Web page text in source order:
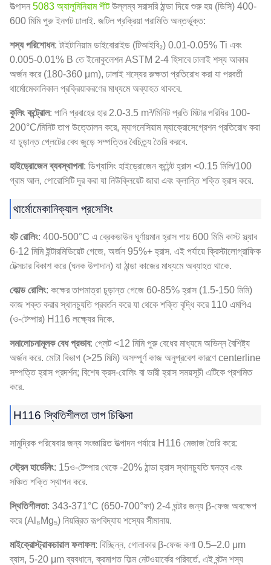
উত্পাদন 5083 অ্যালুমিনিয়াম শীটউল্লম্ব সরাসরি ঠান্ডা দিয়ে শুরু হয় (ডিসি) 400-
600 মিমি পুরু ইনগট ঢালাই. জটিল প্রক্রিয়া পরামিতি অন্তর্ভুক্ত:
শস্য পরিশোধন: টাইটানিয়াম ডাইবোরাইড (টিআইবি₂) 0.01-0.05% Ti এবং
0.005-0.01% B তে ইনোকুলেশন ASTM 2-4 হিসাবে ঢালাই শস্য আকার
অর্জন করে (180-360 μm), ঢালাই শস্যের রুক্ষতা প্রতিরোধ করা যা পরবর্তী
থার্মোমেকানিকাল প্রক্রিয়াকরণের মাধ্যমে অব্যাহত থাকবে.
কুলিং কন্ট্রোল: পানি প্রবাহের হার 2.0-3.5 m³/মিনিট প্রতি মিটার পরিধির 100-
200°C/মিনিট তাপ উত্তোলন করে, ম্যাগনেসিয়াম ম্যাক্রোসেগ্রেশন প্রতিরোধ করা
যা চূড়ান্ত প্লেটের বেধ জুড়ে সম্পত্তির বৈচিত্র্য তৈরি করবে.
হাইড্রোজেন ব্যবস্থাপনা: ডিগ্যাসিং হাইড্রোজেন কন্টেন্ট হ্রাস <0.15 মিলি/100
গ্রাম আল, পোরোসিটি দূর করা যা নিউক্লিয়েট জারা এবং ক্লান্তি শক্তি হ্রাস করে.
থার্মোমেকানিক্যাল প্রসেসিং
হট রোলিং: 400-500°C এ ব্রেকডাউন ঘূর্ণায়মান হ্রাস পায় 600 মিমি কাস্ট স্ল্যাব
6-12 মিমি ইন্টারমিডিয়েট গেজে, অর্জন 95%+ হ্রাস. এই পর্যায়ে ক্রিস্টালোগ্রাফিক
টেক্সচার বিকাশ করে (ঘনক উপাদান) যা ঠান্ডা কাজের মাধ্যমে অব্যাহত থাকে.
কোল্ড রোলিং: কক্ষের তাপমাত্রা চূড়ান্ত গেজে 60-85% হ্রাস (1.5-150 মিমি)
কাজ শক্ত করার স্থানচ্যুতি প্রবর্তন করে যা থেকে শক্তি বৃদ্ধি করে 110 এমপিএ
(ও-টেম্পার) H116 লক্ষ্যের দিকে.
সমালোচনামূলক বেধ প্রভাব: প্লেট <12 মিমি পুরু বেধের মাধ্যমে অভিন্ন বৈশিষ্ট্য
অর্জন করে. মোটা বিভাগ (>25 মিমি) অসম্পূর্ণ কাজ অনুপ্রবেশ কারণে centerline
সম্পত্তি হ্রাস প্রদর্শন; বিশেষ ক্রস-রোলিং বা ভারী হ্রাস সময়সূচী এটিকে প্রশমিত
করে.
H116 স্থিতিশীলতা তাপ চিকিত্সা
সামুদ্রিক পরিষেবার জন্য সংজ্ঞায়িত উত্পাদন পর্যায়ে H116 মেজাজ তৈরি করে:
স্ট্রেন হার্ডেনিং: 15ও-টেম্পার থেকে -20% ঠান্ডা হ্রাস স্থানচ্যুতি ঘনত্ব এবং
সঞ্চিত শক্তি স্থাপন করে.
স্থিতিশীলতা: 343-371°C (650-700°ফা) 2-4 ঘন্টার জন্য β-ফেজ অবক্ষেপ
করে (Al₈Mg₅) নিয়ন্ত্রিত রূপবিদ্যায় শস্যের সীমানায়.
মাইক্রোস্ট্রাকচারাল ফলাফল: বিচ্ছিন্ন, গোলাকার β-ফেজ কণা 0.5–2.0 μm
ব্যাস, 5-20 μm ব্যবধানে, ক্রমাগত ফিল্ম নেটওয়ার্কের পরিবর্তে. এই বন্টন শস্য